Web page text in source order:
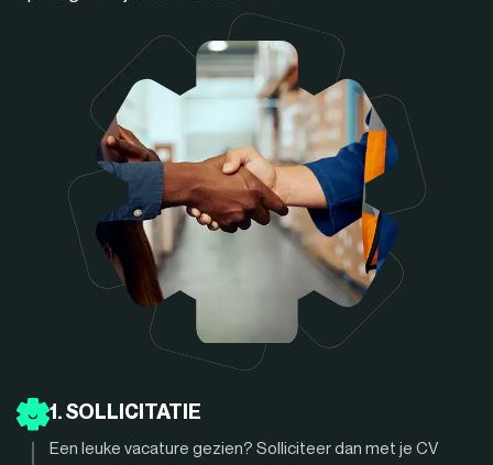
1. SOLLICITATIE
Een leuke vacature gezien? Solliciteer dan met je CV